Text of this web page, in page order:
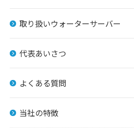
取り扱いウォーターサーバー
代表あいさつ
よくある質問
当社の特徴